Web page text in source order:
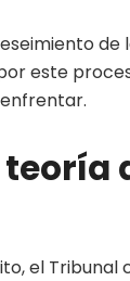
este
el Tribunal